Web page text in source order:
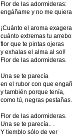
Flor de las adormideras:
engáñame y no me
¡Cuánto el aroma
cuánto extremas tu
flor que te pintas ojeras
y exhalas el alma al sol!
Flor de las adormideras.
Una se te parecía
en el rubor con que
y también porque tenía,
como tú, negras pestañas.
Flor de las adormideras.
Una se te parecía.. .
Y tiemblo sólo de ver